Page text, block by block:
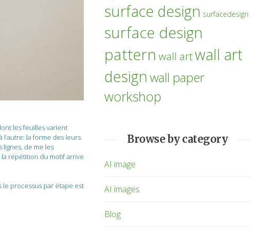
les feuilles varient
la forme des leurs
de me les
répétition du motif arrive
le processus par étape est
surface design surfacedesign
surface design
pattern wall artwall art
designwall paper
workshop
Browse by category
AI image
AI images
Blog